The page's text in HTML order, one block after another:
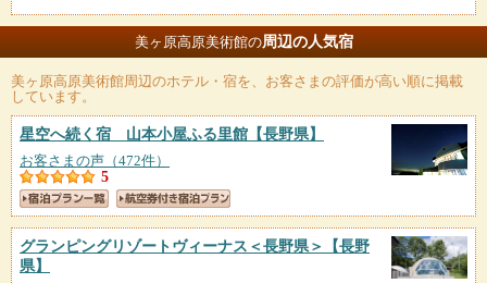
美ヶ原高原美術館の周辺の人気宿
美ヶ原高原美術館周辺のホテル・宿を、お客さまの評価が高い順に掲載
しています。
星空へ続く宿 山本小屋ふる里館 【長野県】
お客さまの声（472件）
5
グランピングリゾートヴィーナス＜長野県＞
【長野
県】